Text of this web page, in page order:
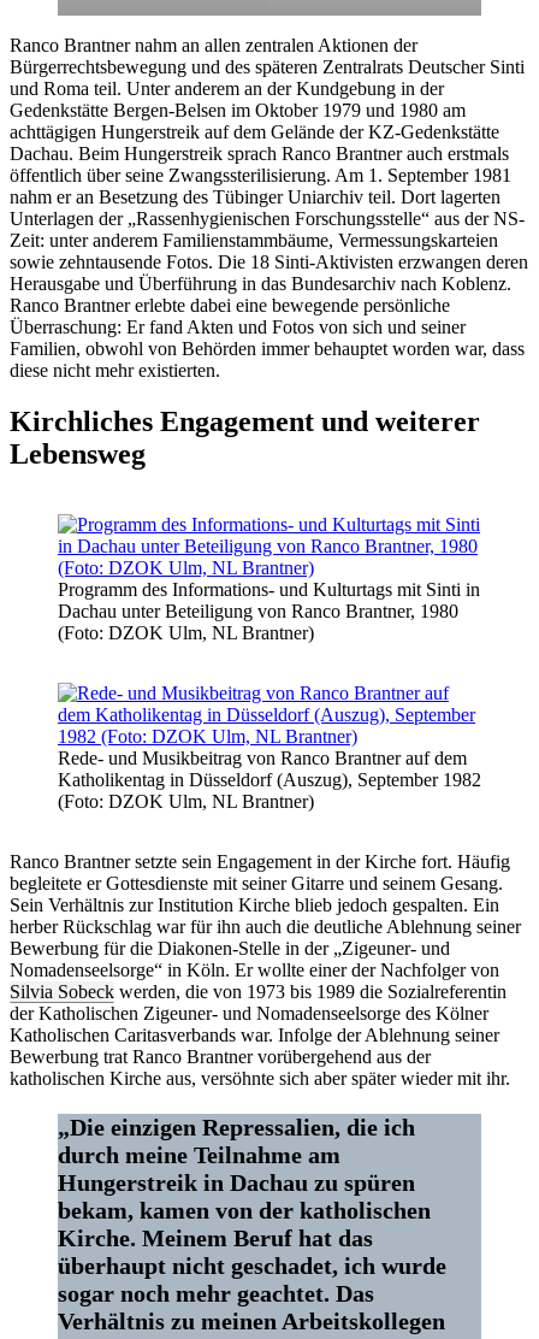
Ranco Brantner nahm an allen zentralen Aktionen der
Bürgerrechtsbewegung und des späteren Zentralrats Deutscher Sinti
und Roma teil. Unter anderem an der Kundgebung in der
Gedenkstätte Bergen-Belsen im Oktober 1979 und 1980 am
achttägigen Hungerstreik auf dem Gelände der KZ-Gedenkstätte
Dachau. Beim Hungerstreik sprach Ranco Brantner auch erstmals
öffentlich über seine Zwangssterilisierung. Am 1. September 1981
nahm er an Besetzung des Tübinger Uniarchiv teil. Dort lagerten
Unterlagen der „Rassenhygienischen Forschungsstelle“ aus der NS-
Zeit: unter anderem Familienstammbäume, Vermessungskarteien
sowie zehntausende Fotos. Die 18 Sinti-Aktivisten erzwangen deren
Herausgabe und Überführung in das Bundesarchiv nach Koblenz.
Ranco Brantner erlebte dabei eine bewegende persönliche
Überraschung: Er fand Akten und Fotos von sich und seiner
Familien, obwohl von Behörden immer behauptet worden war, dass
diese nicht mehr existierten.
Kirchliches Engagement und weiterer
Lebensweg
Programm des Informations- und Kulturtags mit Sinti in
Dachau unter Beteiligung von Ranco Brantner, 1980
(Foto: DZOK Ulm, NL Brantner)
Rede- und Musikbeitrag von Ranco Brantner auf dem
Katholikentag in Düsseldorf (Auszug), September 1982
(Foto: DZOK Ulm, NL Brantner)
Ranco Brantner setzte sein Engagement in der Kirche fort. Häufig
begleitete er Gottesdienste mit seiner Gitarre und seinem Gesang.
Sein Verhältnis zur Institution Kirche blieb jedoch gespalten. Ein
herber Rückschlag war für ihn auch die deutliche Ablehnung seiner
Bewerbung für die Diakonen-Stelle in der „Zigeuner- und
Nomadenseelsorge“ in Köln. Er wollte einer der Nachfolger von
Silvia Sobeck werden, die von 1973 bis 1989 die Sozialreferentin
der Katholischen Zigeuner- und Nomadenseelsorge des Kölner
Katholischen Caritasverbands war. Infolge der Ablehnung seiner
Bewerbung trat Ranco Brantner vorübergehend aus der
katholischen Kirche aus, versöhnte sich aber später wieder mit ihr.
„Die einzigen Repressalien, die ich
durch meine Teilnahme am
Hungerstreik in Dachau zu spüren
bekam, kamen von der katholischen
Kirche. Meinem Beruf hat das
überhaupt nicht geschadet, ich wurde
sogar noch mehr geachtet. Das
Verhältnis zu meinen Arbeitskollegen